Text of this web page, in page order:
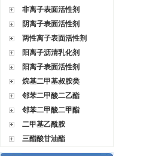
非离子表面活性剂
阴离子表面活性剂
两性离子表面活性剂
阳离子沥清乳化剂
阳离子表面活性剂
烷基二甲基叔胺类
邻苯二甲酸二乙酯
邻苯二甲酸二甲酯
二甲基乙酰胺
三醋酸甘油酯